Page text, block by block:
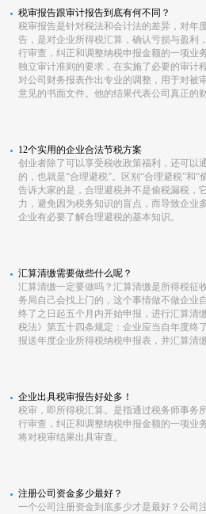
税审报告跟审计报告到底有何不同？
税审报告是针对税法和会计法的差异，对年
告，是对企业所得税汇算，确认亏损与盈利
行审查，纠正和调整纳税申报金额的一项业
独立审计准则的要求，在实施了必要的审计
对公司财务报表作出专业的调整，用于对被
意见的书面文件。他的结果代表公司真正的
12个实用的企业合法节税方案
创业者除了可以享受税收政策福利，还可以
的，也就是“合理避税”。区别“合理避税”和“
告诉大家的是，合理避税并不是偷税漏税，
力，避免因为税务知识的盲点，而导致企业
企业有必要了解合理避税的基本知识。
​汇算清缴需要做些什么呢？
汇算清缴一定要做吗？汇算清缴是所得税征
务局自己会找上门的，这个事情做不做企业
终了之日起五个月内开始申报，进行汇算清
税法》第五十四条规定：企业应当自年度终
报送年度企业所得税纳税申报表，并汇算清
企业出具税审报告好处多！
税审，即所得税汇算。是指通过税务师事务
行审查，纠正和调整纳税申报金额的一项业
将对税审结果出具审查。
注册公司资金多少最好？
一个公司注册资金到底多少才是最好？公司